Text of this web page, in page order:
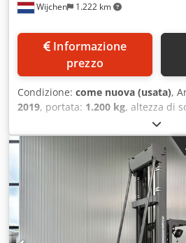
Wijchen 1.222 km
prezzo
Condizione: come nuova (usata),
2019, portata: 1.200 kg, altezza di
3.900
funzionamento:1.455 h, tipo di
, Produttore +
Albero: 3F9450 ID: 25123.0202
Altezza abbassata: 3900 mm
mm Capacità: 1200 kg Altezza
Altezza di prelievo: 10500 mm
Larghezza della cabina: 1200 mm
Capacità: 48 V / 620 Ah Optional: -